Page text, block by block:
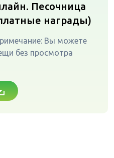
Песочница
награды)
Вы можете
без просмотра